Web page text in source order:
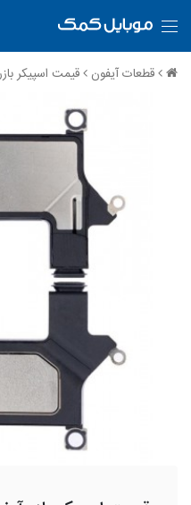
قطعات آیفون قیمت اسپیکر بازر آیفون